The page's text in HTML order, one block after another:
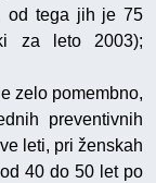
od tega jih je 75
za leto 2003);
zelo pomembno,
preventivnih
leti, pri ženskah
40 do 50 let po